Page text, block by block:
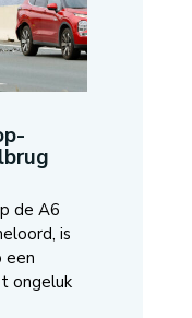
de A6
is
een
ongeluk